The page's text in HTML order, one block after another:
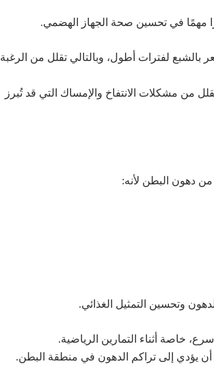
دورًا مهمًا في تحسين صحة الجهاز الهضمي.
بالشبع لفترات أطول، وبالتالي تقلل من الرغبة
من مشكلات الانتفاخ والإمساك التي قد تُبرز
دهون البطن لأنه: